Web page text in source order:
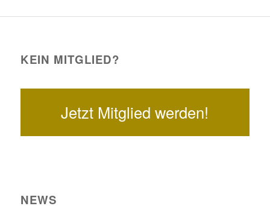
KEIN MITGLIED?
Jetzt Mitglied werden!
NEWS